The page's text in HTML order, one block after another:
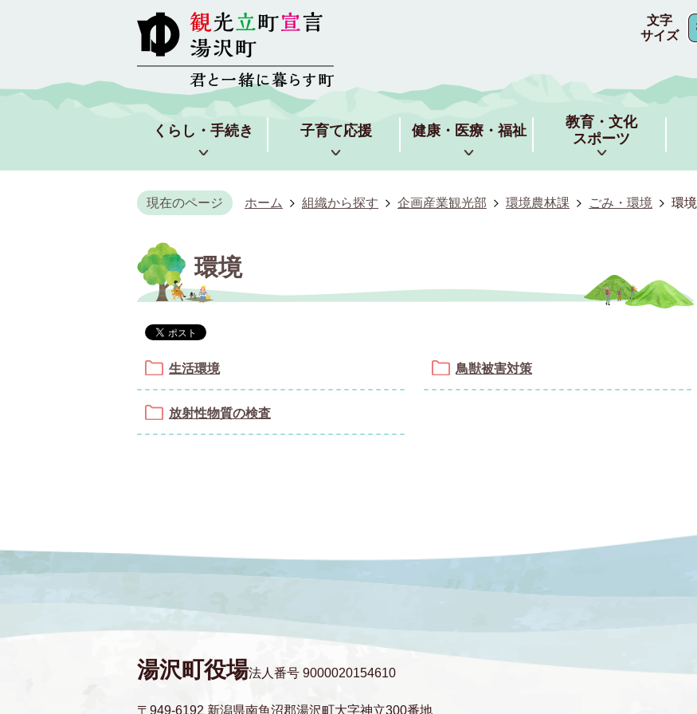
文字
サイズ
くらし・手続き 子育て応援 健康・医療・福祉
教育・文化
スポーツ
現在のページ ホーム 組織から探す 企画産業観光部 環境農林課 ごみ・環境 環境
環境
生活環境 鳥獣被害対策
放射性物質の検査
湯沢町役場法人番号 9000020154610
〒949-6192 新潟県南魚沼郡湯沢町大字神立300番地